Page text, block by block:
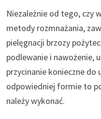
Niezależnie od tego, czy
metody rozmnażania,
pielęgnacji brzozy
podlewanie i nawożenie,
przycinanie konieczne
odpowiedniej formie to
należy wykonać.